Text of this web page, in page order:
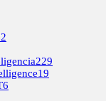
229
19
6